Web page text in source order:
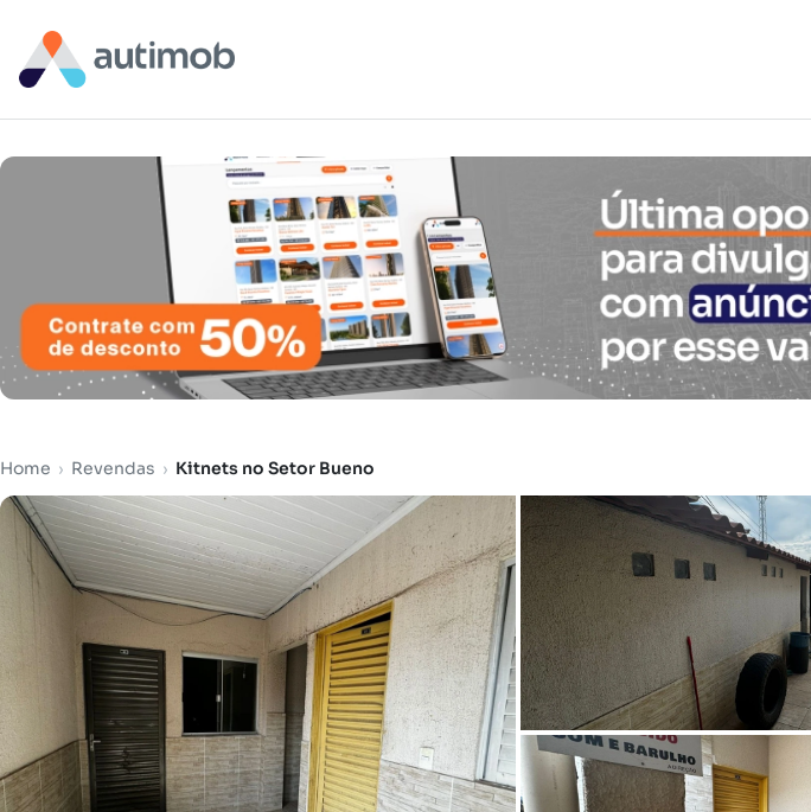
Home › Revendas › Kitnets no Setor Bueno